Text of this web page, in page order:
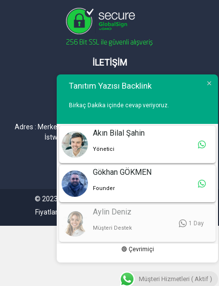
İLETİŞİM
Telefon : 0 212 461 75 87
Adres : Merkez Mh. DeğirmenBahçe Cd. A1 A Blok D : 19 Kat :1
İstwest Rezidans Bahçelievler / İSTANBUL
© 2023. Tüm hakları saklıdır. Tanitimyazisi.com.tr
Fiyatlarımıza %20 KDV Dahil Değildir.
Tanıtım Yazısı Backlink
Birkaç Dakika içinde cevap veriyoruz.
Aylin Deniz
Müşteri Destek
1 Day
Akın Bilal Şahin
Yönetici
Gökhan GÖKMEN
Founder
🟢 Çevrimiçi
Müşteri Hizmetleri ( Aktif )